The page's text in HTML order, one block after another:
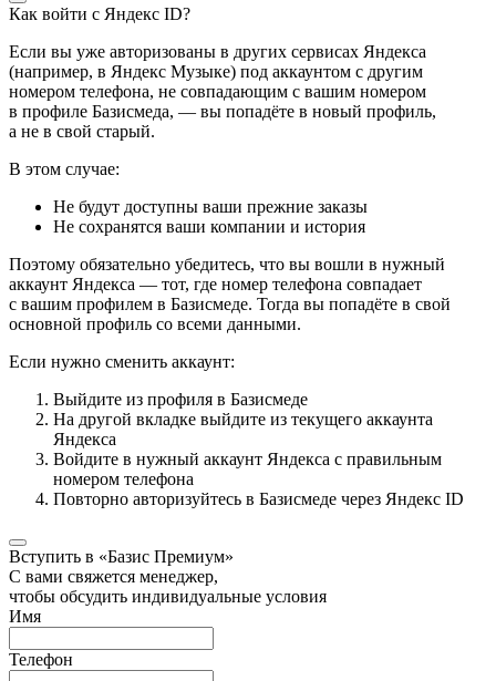
Как войти с Яндекс ID?
Если вы уже авторизованы в других сервисах Яндекса
(например, в Яндекс Музыке) под аккаунтом с другим
номером телефона, не совпадающим с вашим номером
в профиле Базисмеда, — вы попадёте в новый профиль,
а не в свой старый.
В этом случае:
Не будут доступны ваши прежние заказы
Не сохранятся ваши компании и история
Поэтому обязательно убедитесь, что вы вошли в нужный
аккаунт Яндекса — тот, где номер телефона совпадает
с вашим профилем в Базисмеде. Тогда вы попадёте в свой
основной профиль со всеми данными.
Если нужно сменить аккаунт:
Выйдите из профиля в Базисмеде
На другой вкладке выйдите из текущего аккаунта
Яндекса
Войдите в нужный аккаунт Яндекса с правильным
номером телефона
Повторно авторизуйтесь в Базисмеде через Яндекс ID
Вступить в «Базис Премиум»
С вами свяжется менеджер,
чтобы обсудить индивидуальные условия
Имя
Телефон